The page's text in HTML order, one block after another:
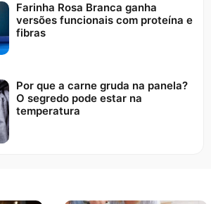
Farinha Rosa Branca ganha
versões funcionais com proteína e
fibras
Por que a carne gruda na panela?
O segredo pode estar na
temperatura